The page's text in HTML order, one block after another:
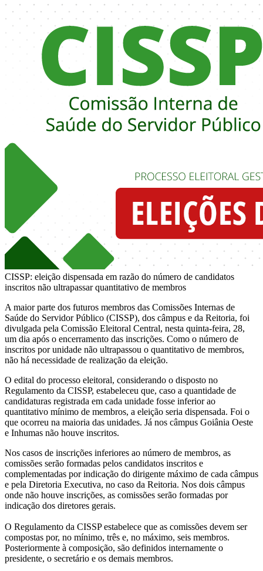
CISSP: eleição dispensada em razão do número de candidatos
inscritos não ultrapassar quantitativo de membros
A maior parte dos futuros membros das Comissões Internas de
Saúde do Servidor Público (CISSP), dos câmpus e da Reitoria, foi
divulgada pela Comissão Eleitoral Central, nesta quinta-feira, 28,
um dia após o encerramento das inscrições. Como o número de
inscritos por unidade não ultrapassou o quantitativo de membros,
não há necessidade de realização da eleição.
O edital do processo eleitoral, considerando o disposto no
Regulamento da CISSP, estabeleceu que, caso a quantidade de
candidaturas registrada em cada unidade fosse inferior ao
quantitativo mínimo de membros, a eleição seria dispensada. Foi o
que ocorreu na maioria das unidades. Já nos câmpus Goiânia Oeste
e Inhumas não houve inscritos.
Nos casos de inscrições inferiores ao número de membros, as
comissões serão formadas pelos candidatos inscritos e
complementadas por indicação do dirigente máximo de cada câmpus
e pela Diretoria Executiva, no caso da Reitoria. Nos dois câmpus
onde não houve inscrições, as comissões serão formadas por
indicação dos diretores gerais.
O Regulamento da CISSP estabelece que as comissões devem ser
compostas por, no mínimo, três e, no máximo, seis membros.
Posteriormente à composição, são definidos internamente o
presidente, o secretário e os demais membros.